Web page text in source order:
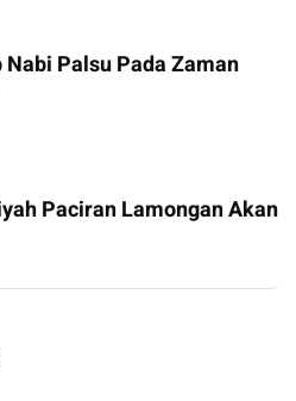
Palsu Pada Zaman
Paciran Lamongan Akan